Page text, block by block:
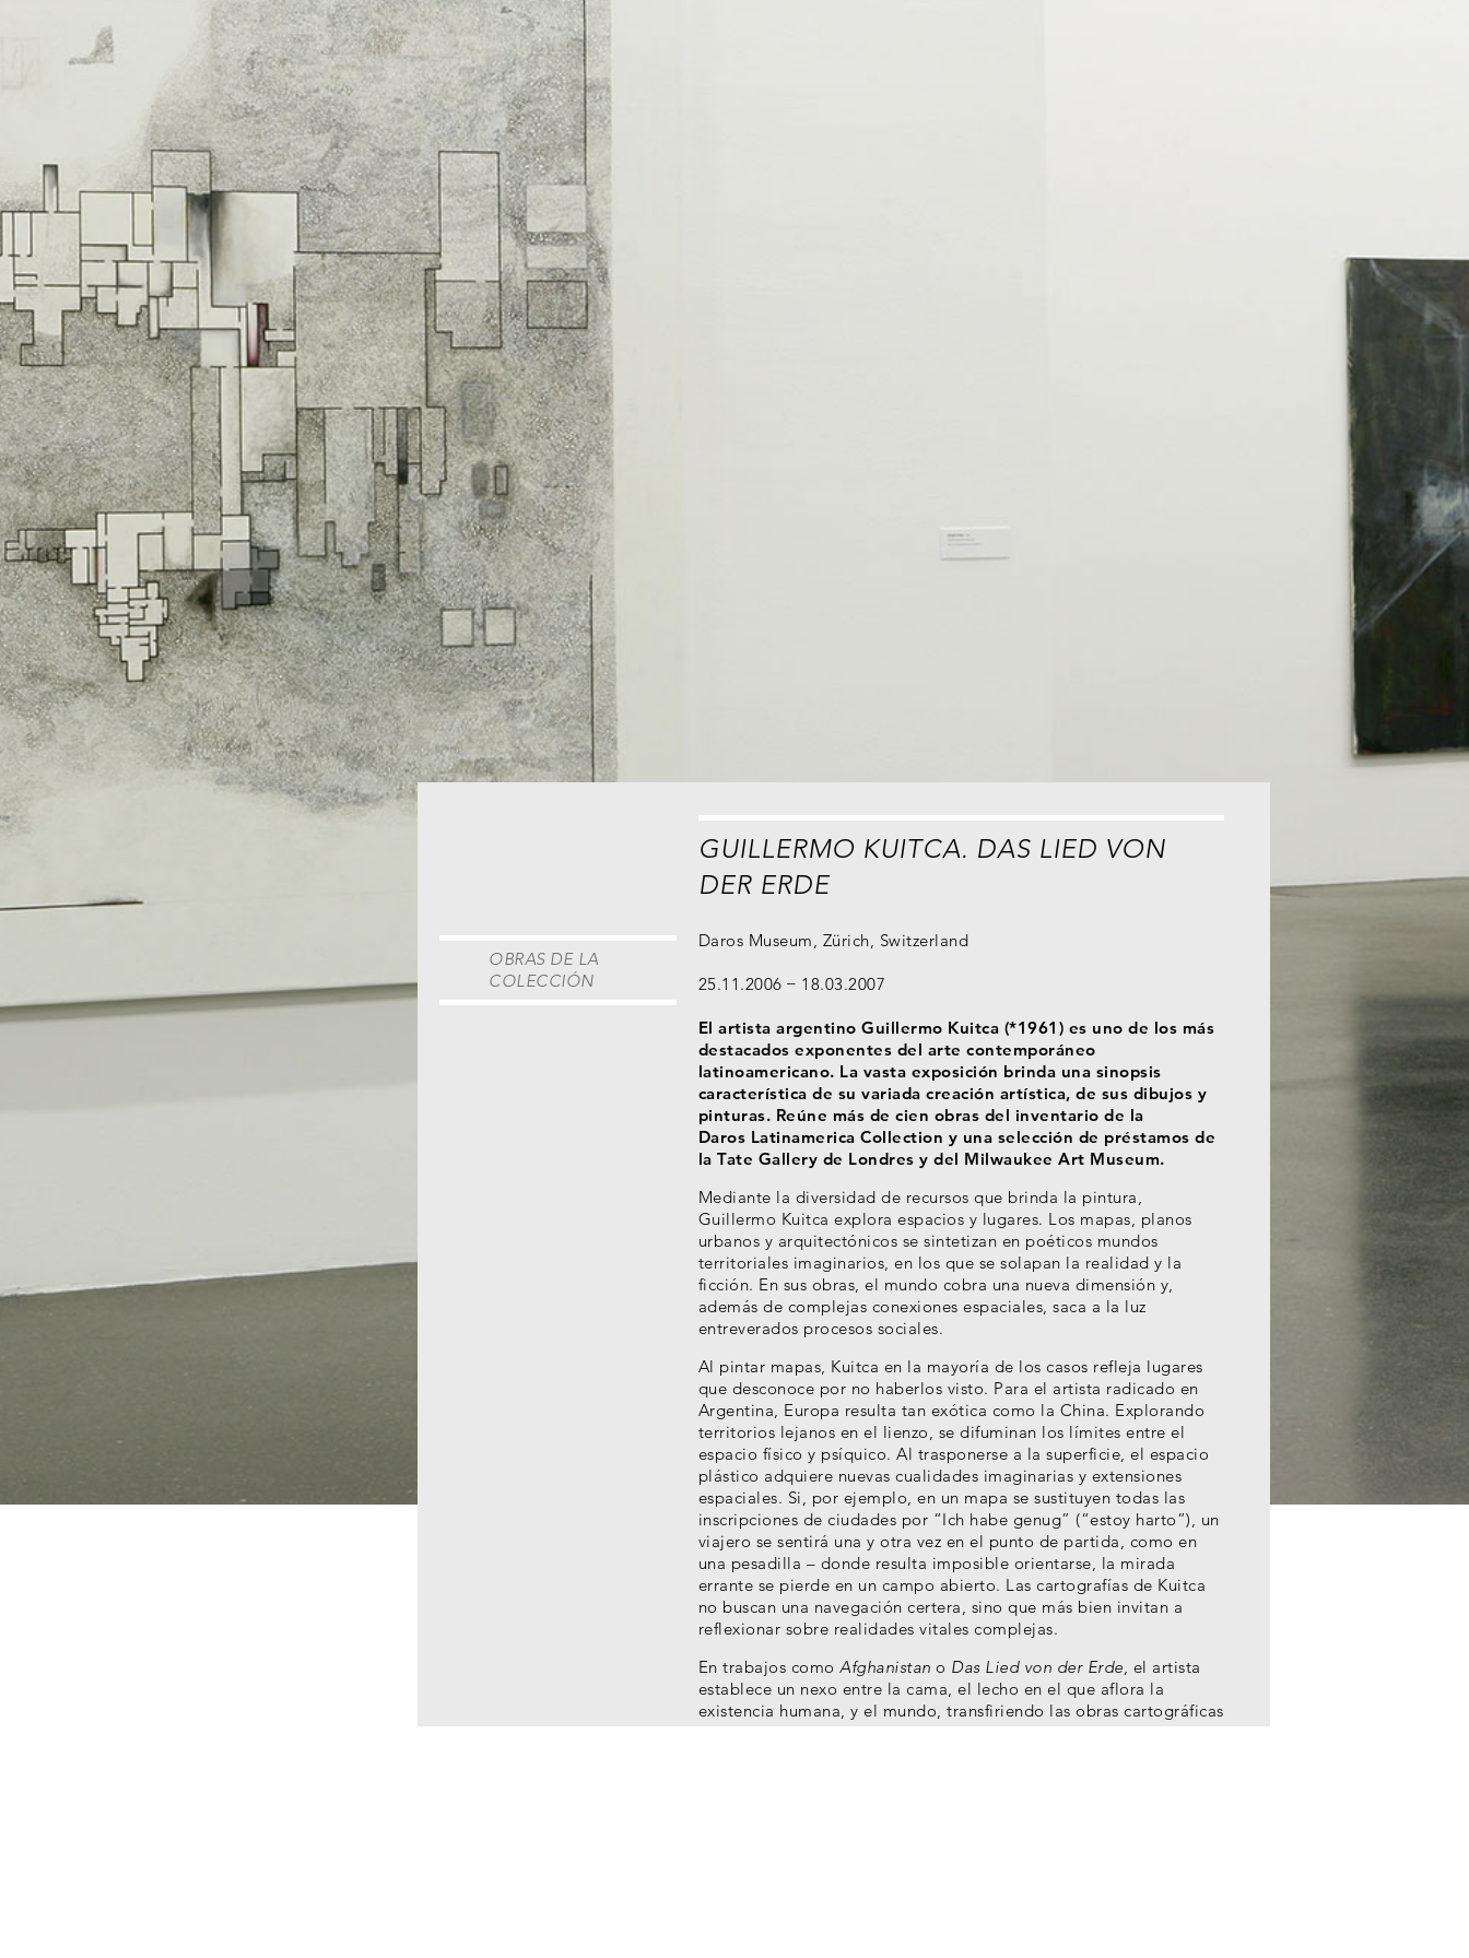
GUILLERMO KUITCA. DAS LIED VON
DER ERDE
OBRAS DE LA
COLECCIÓN
Daros Museum, Zürich, Switzerland
25.11.2006 18.03.2007
El artista argentino Guillermo Kuitca (*1961) es uno de los más
destacados exponentes del arte contemporáneo
latinoamericano. La vasta exposición brinda una sinopsis
característica de su variada creación artística, de sus dibujos y
pinturas. Reúne más de cien obras del inventario de la
Daros Latinamerica Collection y una selección de préstamos de
la Tate Gallery de Londres y del Milwaukee Art Museum.
Mediante la diversidad de recursos que brinda la pintura,
Guillermo Kuitca explora espacios y lugares. Los mapas, planos
urbanos y arquitectónicos se sintetizan en poéticos mundos
territoriales imaginarios, en los que se solapan la realidad y la
ficción. En sus obras, el mundo cobra una nueva dimensión y,
además de complejas conexiones espaciales, saca a la luz
entreverados procesos sociales.
Al pintar mapas, Kuitca en la mayoría de los casos refleja lugares
que desconoce por no haberlos visto. Para el artista radicado en
Argentina, Europa resulta tan exótica como la China. Explorando
territorios lejanos en el lienzo, se difuminan los límites entre el
espacio físico y psíquico. Al trasponerse a la superficie, el espacio
plástico adquiere nuevas cualidades imaginarias y extensiones
espaciales. Si, por ejemplo, en un mapa se sustituyen todas las
inscripciones de ciudades por “Ich habe genug” (“estoy harto”), un
viajero se sentirá una y otra vez en el punto de partida, como en
una pesadilla – donde resulta imposible orientarse, la mirada
errante se pierde en un campo abierto. Las cartografías de Kuitca
no buscan una navegación certera, sino que más bien invitan a
reflexionar sobre realidades vitales complejas.
En trabajos comoAfghanistano Das Lied von der Erde, el artista
establece un nexo entre la cama, el lecho en el que aflora la
existencia humana, y el mundo, transfiriendo las obras cartográficas